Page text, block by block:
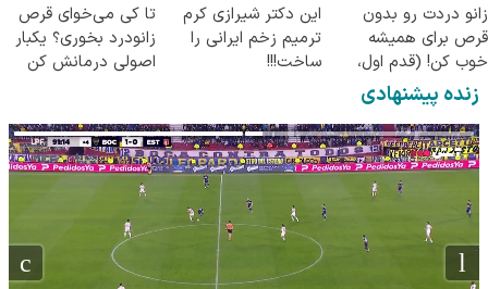
زانو دردت رو بدون
قرص برای همیشه
خوب کن! (قدم اول،
پرسش‌نامه)
این دکتر شیرازی کرم
ترمیم زخم ایرانی را
ساخت!!!
تا کی می‌خوای قرص
زانودرد بخوری؟ یکبار
اصولی درمانش کن
زنده پیشنهادی